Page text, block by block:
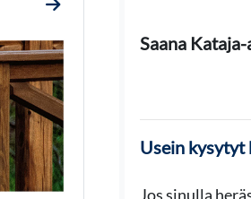
Saana
Usein kysytyt
Jos sinulla
Mene osioon 3. Muuttuva